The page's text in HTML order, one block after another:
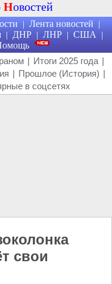
Новостей
| Лента новостей |
| ДНР | ЛНР | США |
| Итоги 2025 года |
| Прошлое (История) |
в соцсетях
свои